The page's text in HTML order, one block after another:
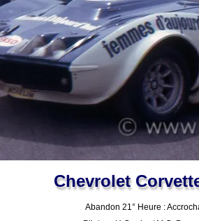
Chevrolet
Abandon 21° Heure :